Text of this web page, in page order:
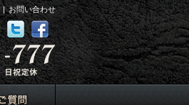
お問い合わせ
|